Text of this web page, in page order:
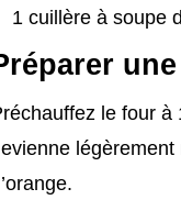
1 cuillère à soupe
le four à
légèrement